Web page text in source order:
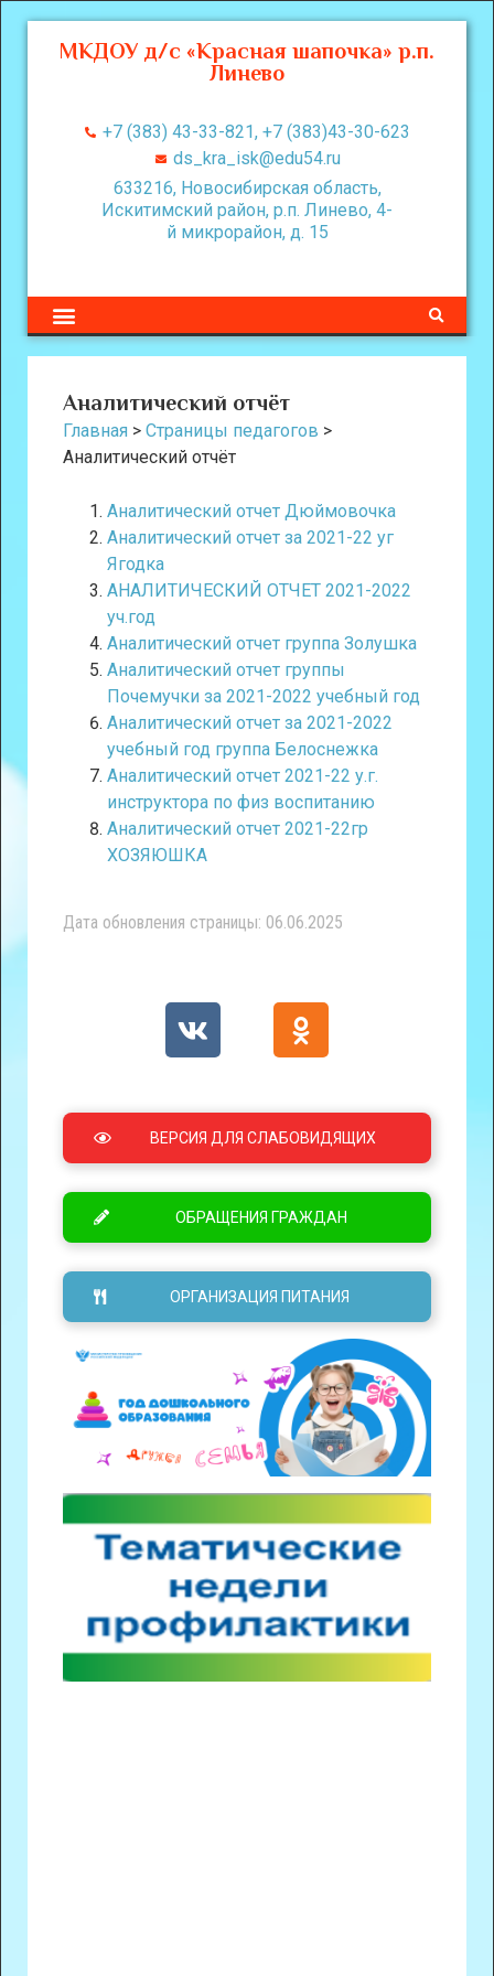
МКДОУ д/с «Красная шапочка» р.п.
Линево
+7 (383) 43-33-821, +7 (383)43-30-623
ds_kra_isk@edu54.ru
633216, Новосибирская область,
Искитимский район, р.п. Линево, 4-
й микрорайон, д. 15
Аналитический отчёт
Главная > Страницы педагогов >
Аналитический отчёт
Аналитический отчет Дюймовочка
Аналитический отчет за 2021-22 уг
Ягодка
АНАЛИТИЧЕСКИЙ ОТЧЕТ 2021-2022
уч.год
Аналитический отчет группа Золушка
Аналитический отчет группы
Почемучки за 2021-2022 учебный год
Аналитический отчет за 2021-2022
учебный год группа Белоснежка
Аналитический отчет 2021-22 у.г.
инструктора по физ воспитанию
Аналитический отчет 2021-22гр
ХОЗЯЮШКА
Дата обновления страницы: 06.06.2025
ВЕРСИЯ ДЛЯ СЛАБОВИДЯЩИХ
ОБРАЩЕНИЯ ГРАЖДАН
ОРГАНИЗАЦИЯ ПИТАНИЯ